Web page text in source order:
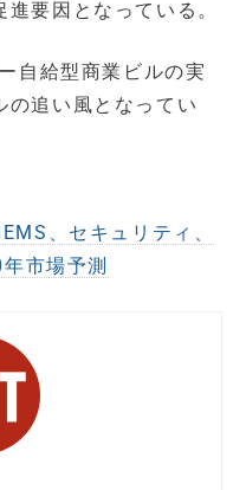
要因となっている。
自給型商業ビルの実
の追い風となってい
、セキュリティ、
市場予測